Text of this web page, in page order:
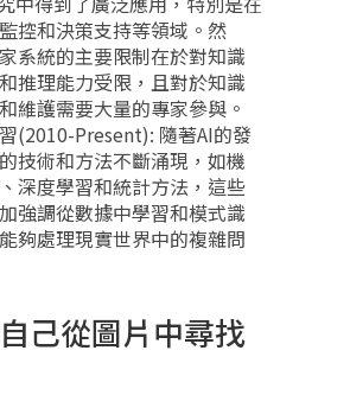
控和決策支持等領域。然
系統的主要限制在於對知識
推理能力受限，且對於知識
維護需要大量的專家參與。
(2010-Present): 隨著AI的發
技術和方法不斷涌現，如機
深度學習和統計方法，這些
強調從數據中學習和模式識
夠處理現實世界中的複雜問
己從圖片中尋找